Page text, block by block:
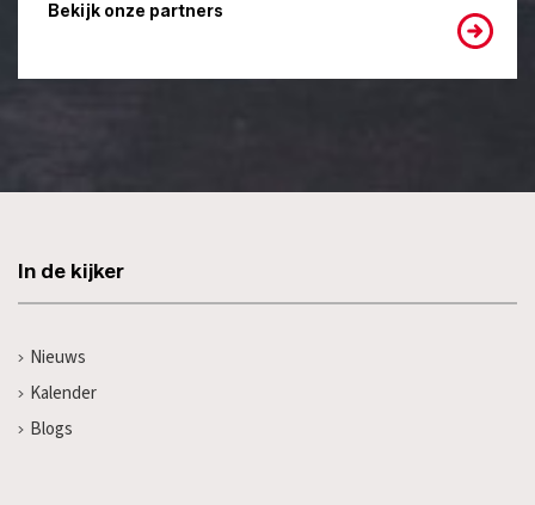
Bekijk onze partners
In de kijker
Nieuws
Kalender
Blogs